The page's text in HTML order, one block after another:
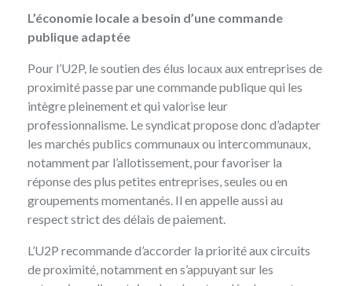
L’économie locale a besoin d’une commande
publique adaptée
Pour l’U2P, le soutien des élus locaux aux entreprises de
proximité passe par une commande publique qui les
intègre pleinement et qui valorise leur
professionnalisme. Le syndicat propose donc d’adapter
les marchés publics communaux ou intercommunaux,
notamment par l’allotissement, pour favoriser la
réponse des plus petites entreprises, seules ou en
groupements momentanés. Il en appelle aussi au
respect strict des délais de paiement.
L’U2P recommande d’accorder la priorité aux circuits
de proximité, notamment en s’appuyant sur les